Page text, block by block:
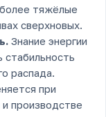
тяжёлые
сверхновых.
Знание энергии
стабильность
распада.
при
производстве